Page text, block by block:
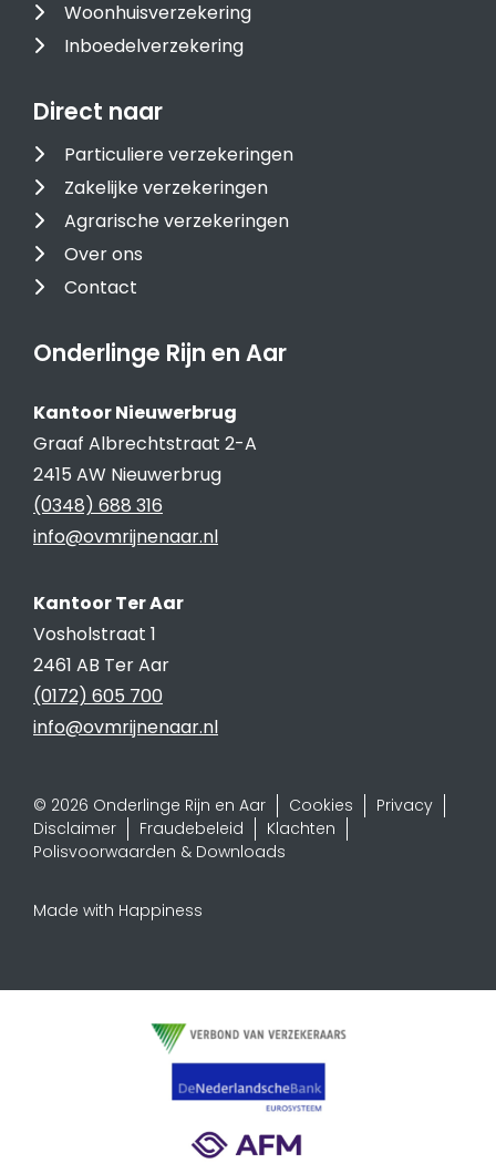
Woonhuisverzekering
Inboedelverzekering
Direct naar
Particuliere verzekeringen
Zakelijke verzekeringen
Agrarische verzekeringen
Over ons
Contact
Onderlinge Rijn en Aar
Kantoor Nieuwerbrug
Graaf Albrechtstraat 2-A
2415 AW Nieuwerbrug
(0348) 688 316
info@ovmrijnenaar.nl
Kantoor Ter Aar
Vosholstraat 1
2461 AB Ter Aar
(0172) 605 700
info@ovmrijnenaar.nl
© 2026 Onderlinge Rijn en Aar Cookies
Privacy
Disclaimer
Fraudebeleid
Klachten
Polisvoorwaarden & Downloads
Made with Happiness